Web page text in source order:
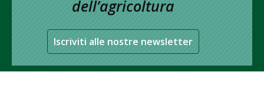
dell’agricoltura
Iscriviti alle nostre newsletter